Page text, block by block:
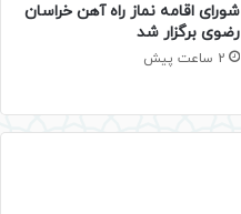
شورای اقامه نماز راه آهن خراسان
رضوی برگزار شد
2 ساعت پیش